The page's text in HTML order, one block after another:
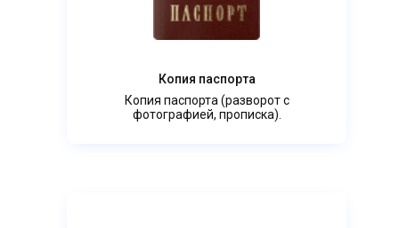
Копия паспорта
Копия паспорта (разворот с
фотографией, прописка).